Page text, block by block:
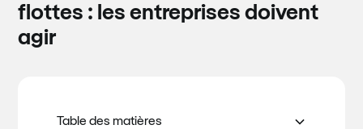
flottes : les entreprises doivent
agir
Table des matières